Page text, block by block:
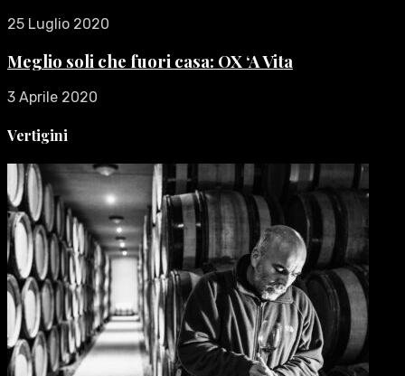
25 Luglio 2020
Meglio soli che fuori casa: OX ‘A Vita
3 Aprile 2020
Vertigini